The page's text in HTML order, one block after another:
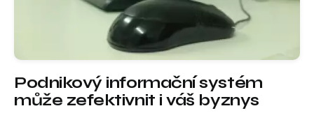
Podnikový informační systém
může zefektivnit i váš byznys